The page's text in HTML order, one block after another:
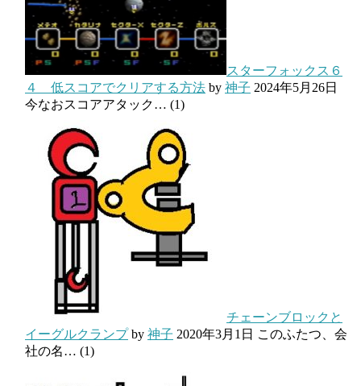
スターフォックス６
４ 低スコアでクリアする方法 by 神子 2024年5月26日
今なおスコアアタック… (1)
チェーンブロックと
イーグルクランプby 神子 2020年3月1日 このふたつ、会
社の名… (1)